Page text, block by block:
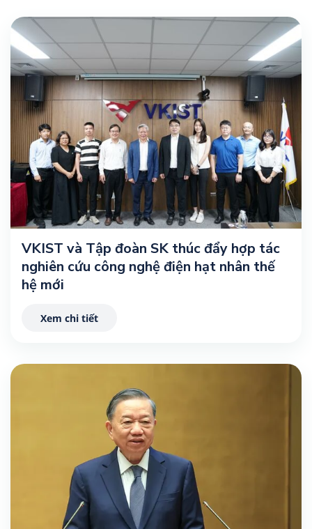
VKIST và Tập đoàn SK thúc đẩy hợp tác
nghiên cứu công nghệ điện hạt nhân thế
hệ mới
Xem chi tiết